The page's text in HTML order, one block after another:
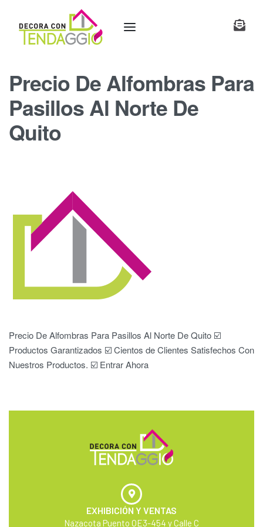
Precio De Alfombras Para
Pasillos Al Norte De
Quito
Precio De Alfombras Para Pasillos Al Norte De Quito ☑️
Productos Garantizados ☑️ Cientos de Clientes Satisfechos Con
Nuestros Productos. ☑️ Entrar Ahora
EXHIBICIÓN Y VENTAS
Nazacota Puento OE3-454 y Calle C